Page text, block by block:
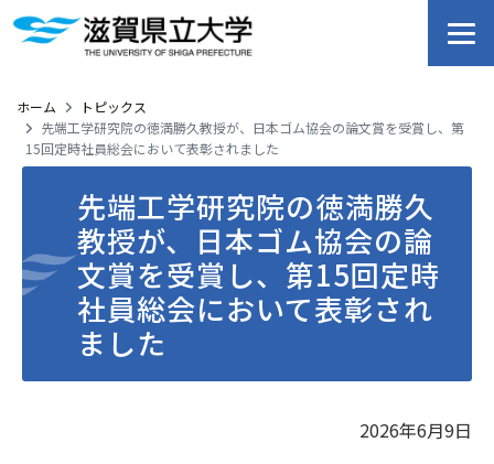
ホーム
トピックス
先端工学研究院の徳満勝久教授が、日本ゴム協会の論文賞を受賞し、第
15回定時社員総会において表彰されました
先端工学研究院の徳満勝久
教授が、日本ゴム協会の論
文賞を受賞し、第15回定時
社員総会において表彰され
ました
2026年6月9日